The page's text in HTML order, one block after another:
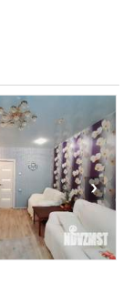
›